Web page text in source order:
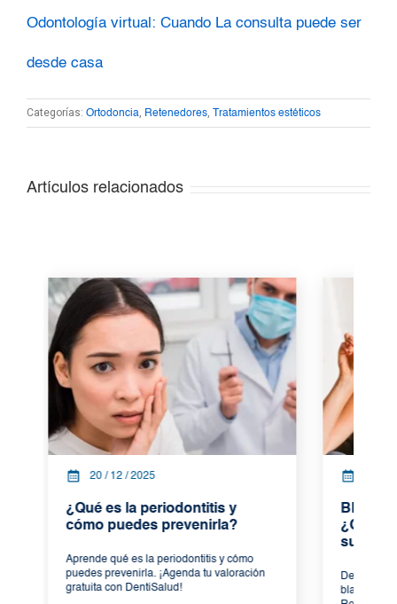
Odontología virtual: Cuando La consulta puede ser
desde casa
Categorías: Ortodoncia, Retenedores, Tratamientos estéticos
Artículos relacionados
20 / 12 / 2025
¿Qué es la periodontitis y
cómo puedes prevenirla?
Aprende qué es la periodontitis y cómo
puedes prevenirla. ¡Agenda tu valoración
gratuita con DentiSalud!
¿Cómo
sus
Descubre